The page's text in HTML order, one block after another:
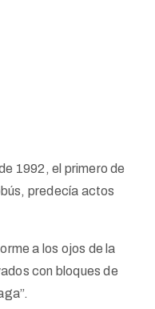
1992, el primero de
predecía actos
a los ojos de la
con bloques de